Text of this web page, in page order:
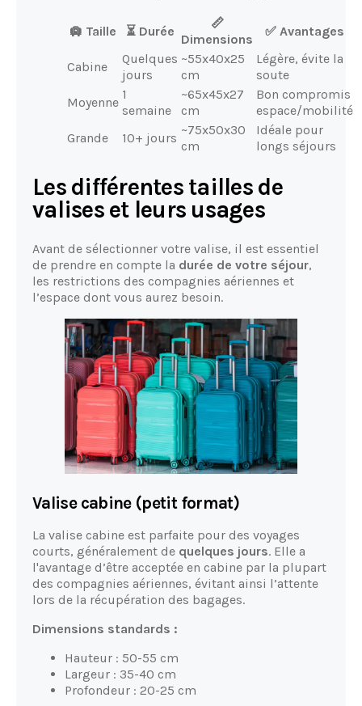
🛄 Taille ⏳ Durée
📏
Dimensions
✅ Avantages
Cabine
Quelques
jours
~55x40x25
cm
Légère, évite la
soute
Moyenne
1
semaine
~65x45x27
cm
Bon compromis
espace/mobilité
Grande
10+ jours
~75x50x30
cm
Idéale pour
longs séjours
Les différentes tailles de
valises et leurs usages
Avant de sélectionner votre valise, il est essentiel
de prendre en compte la durée de votre séjour,
les restrictions des compagnies aériennes et
l’espace dont vous aurez besoin.
Valise cabine (petit format)
La valise cabine est parfaite pour des voyages
courts, généralement de quelques jours. Elle a
l'avantage d’être acceptée en cabine par la plupart
des compagnies aériennes, évitant ainsi l’attente
lors de la récupération des bagages.
Dimensions standards :
Hauteur : 50-55 cm
Largeur : 35-40 cm
Profondeur : 20-25 cm